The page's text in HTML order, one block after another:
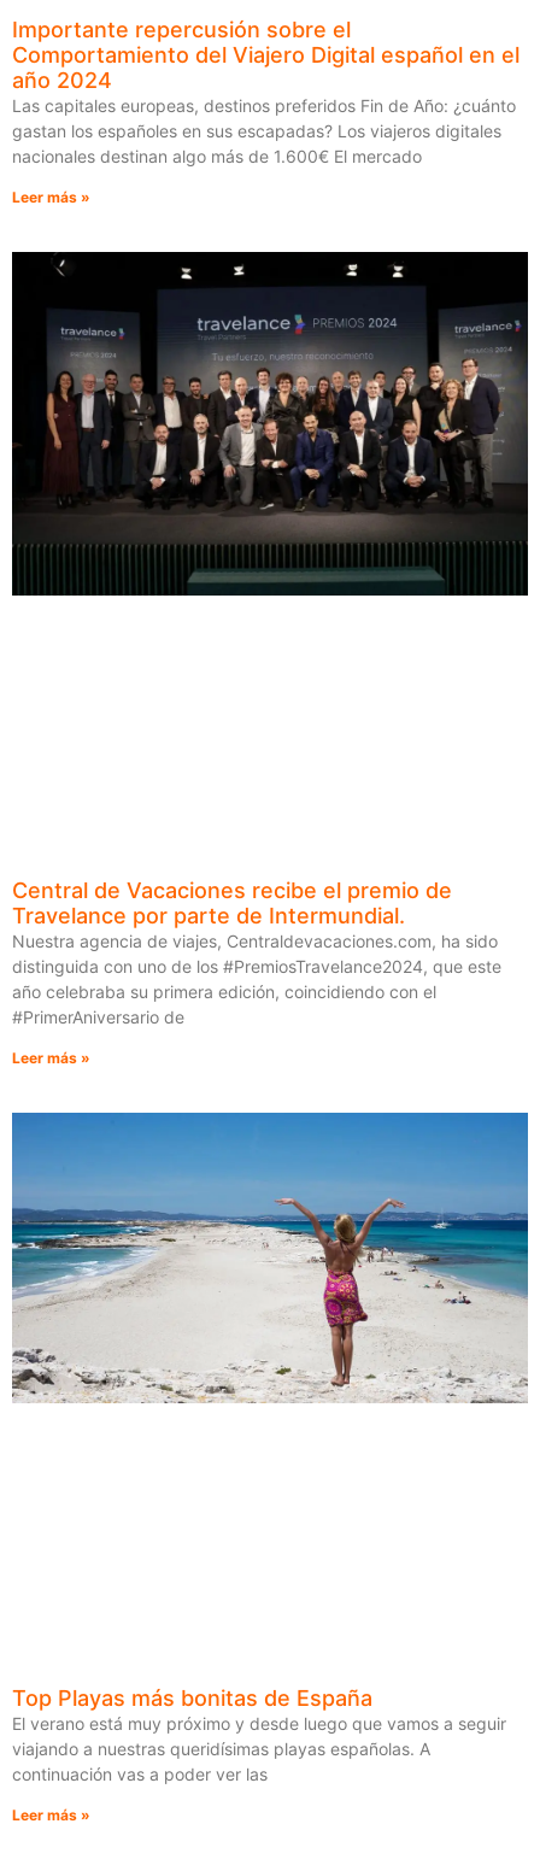
Importante repercusión sobre el
Comportamiento del Viajero Digital español en el
año 2024
Las capitales europeas, destinos preferidos Fin de Año: ¿cuánto
gastan los españoles en sus escapadas? Los viajeros digitales
nacionales destinan algo más de 1.600€ El mercado
Leer más »
Central de Vacaciones recibe el premio de
Travelance por parte de Intermundial.
Nuestra agencia de viajes, Centraldevacaciones.com, ha sido
distinguida con uno de los #PremiosTravelance2024, que este
año celebraba su primera edición, coincidiendo con el
#PrimerAniversario de
Leer más »
Top Playas más bonitas de España
El verano está muy próximo y desde luego que vamos a seguir
viajando a nuestras queridísimas playas españolas. A
continuación vas a poder ver las
Leer más »